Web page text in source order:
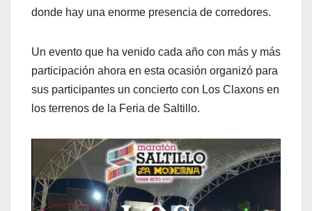
donde hay una enorme presencia de corredores.
Un evento que ha venido cada año con más y más
participación ahora en esta ocasión organizó para
sus participantes un concierto con Los Claxons en
los terrenos de la Feria de Saltillo.